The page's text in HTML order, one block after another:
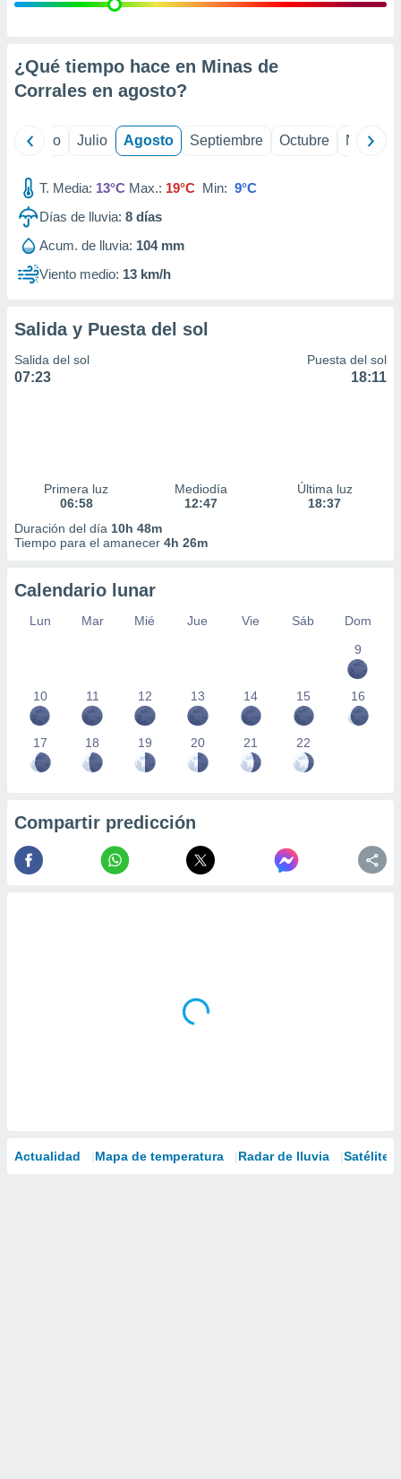
e
mediante
publicidad
de
1199
¿Qué tiempo hace en Minas de
Corrales en agosto?
Junio Julio Agosto Septiembre Octubre
T. Media: 13°C Max.: 19°C Min: 9°C
Días de lluvia: 8 días
Acum. de lluvia: 104 mm
Viento medio: 13 km/h
Salida y Puesta del sol
Salida del sol
07:23
Puesta del sol
18:11
Primera luz
06:58
Mediodía
12:47
Última luz
18:37
Duración del día 10h 48m
Tiempo para el amanecer 4h 26m
Calendario lunar
Lun Mar Mié Jue Vie Sáb
Dom
9
10 11 12 13 14 15 16
17 18 19 20 21 22
Compartir predicción
Actualidad Mapa de temperatura Radar de lluvia Satélites